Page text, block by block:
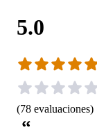
5.0
(78 evaluaciones)